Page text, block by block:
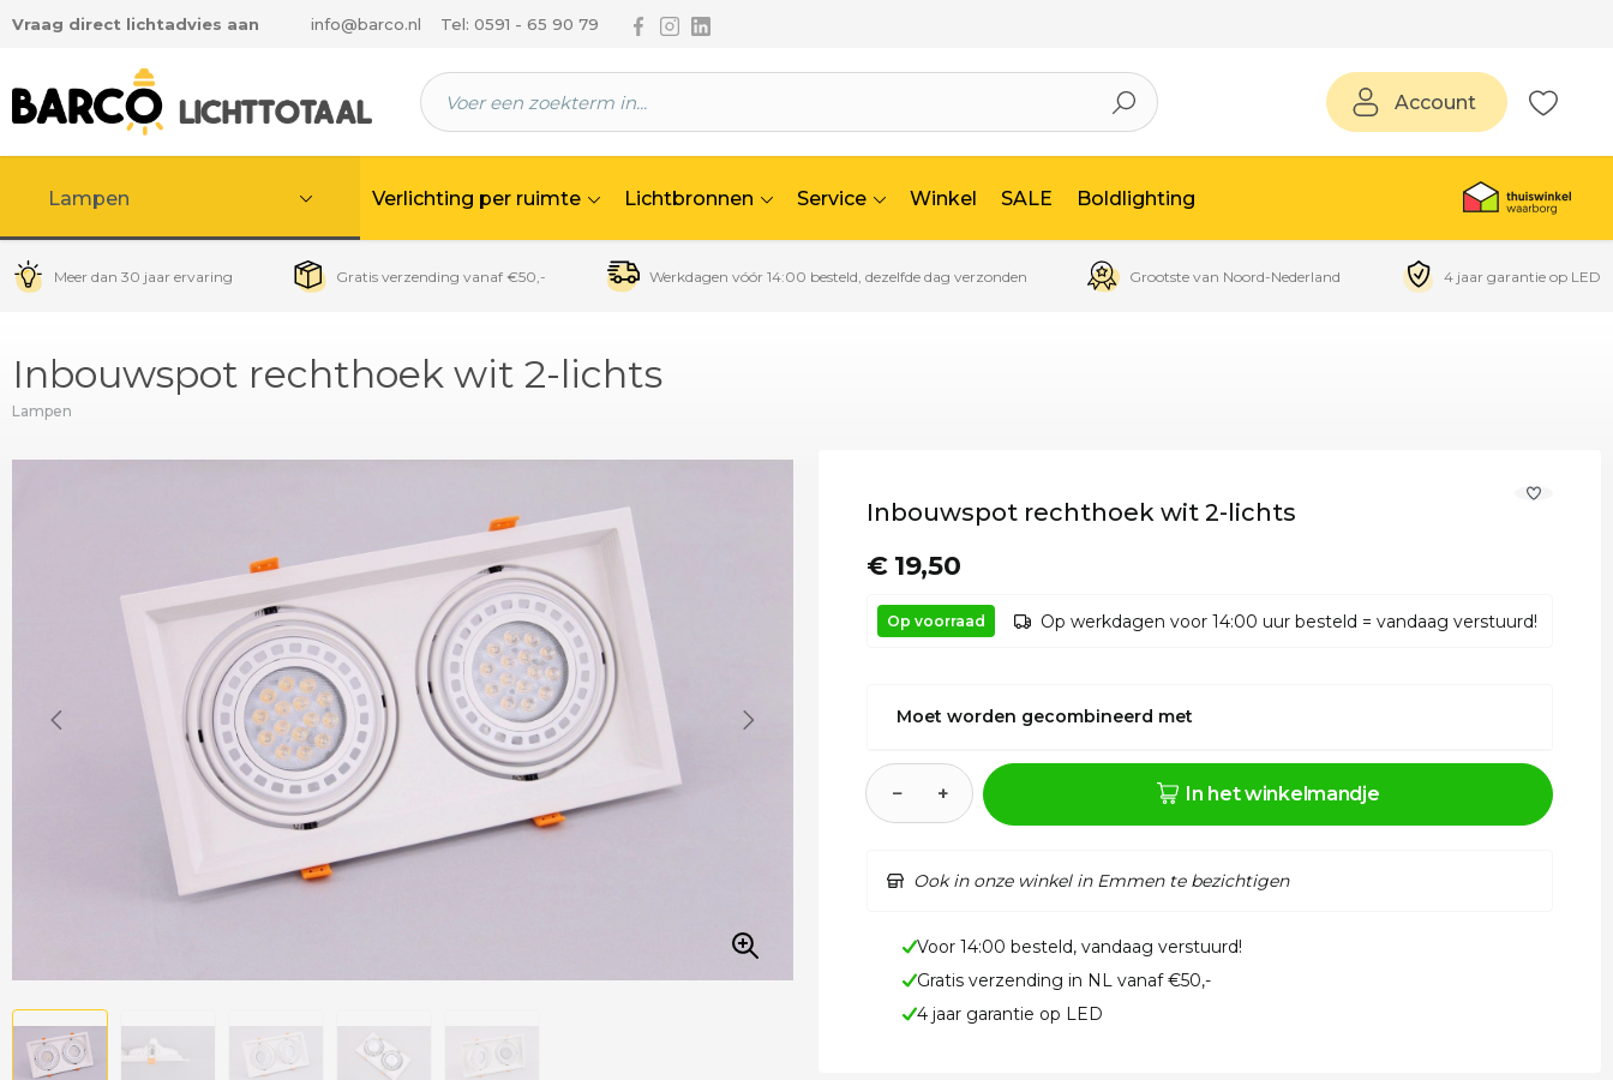
hoofdinhoud
Vraag direct lichtadvies aan info@barco.nl Tel: 0591 - 65 90 79 Volg ons via Facebook
Volg ons via Instagram
Volg ons via Linkedin
Account
Lampen Verlichting per ruimte Lichtbronnen Service Winkel SALE Boldlighting
Meer dan 30 jaar ervaring Gratis verzending vanaf €50,- Werkdagen vóór 14:00 besteld, dezelfde dag verzonden Grootste van Noord-Nederland 4 jaar garantie op LED
Inbouwspot rechthoek wit 2-lichts
Lampen
Inbouwspot rechthoek wit 2-lichts
€ 19,50
Op voorraad Op werkdagen voor 14:00 uur besteld = vandaag verstuurd!
Moet worden gecombineerd met
− + In het winkelmandje
Ook in onze winkel in Emmen te bezichtigen
Voor 14:00 besteld, vandaag verstuurd!
Gratis verzending in NL vanaf €50,-
4 jaar garantie op LED